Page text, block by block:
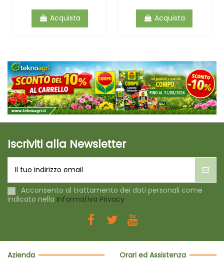
Acquista Acquista
Iscriviti alla Newsletter
Acconsento al trattamento dei dati personali come
indicato nella Informativa Privacy
Azienda
Orari ed Assistenza